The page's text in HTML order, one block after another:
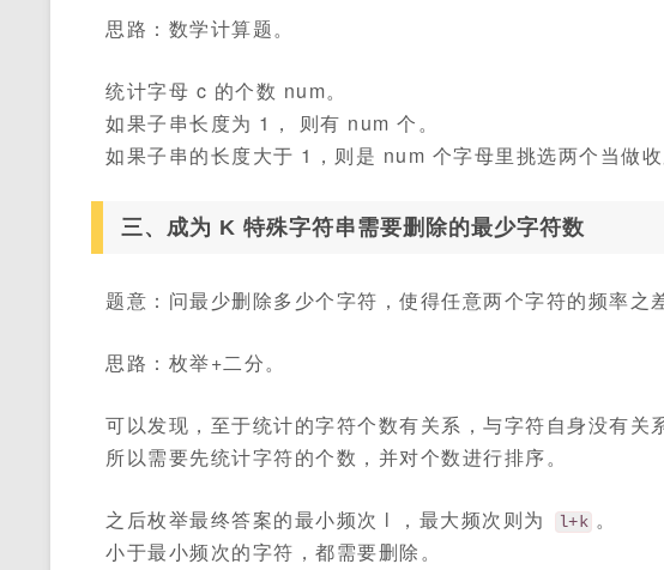
思路：数学计算题。
统计字母 c 的个数 num。
如果子串长度为 1， 则有 num 个。
如果子串的长度大于 1，则是 num 个字母里挑选两个当做
三、成为 K 特殊字符串需要删除的最少字符数
题意：问最少删除多少个字符，使得任意两个字符的频率之
思路：枚举+二分。
可以发现，至于统计的字符个数有关系，与字符自身没有关系
所以需要先统计字符的个数，并对个数进行排序。
之后枚举最终答案的最小频次 l ，最大频次则为 l+k 。
小于最小频次的字符，都需要删除。